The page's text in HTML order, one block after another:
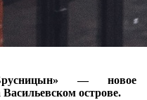
— новое
острове.